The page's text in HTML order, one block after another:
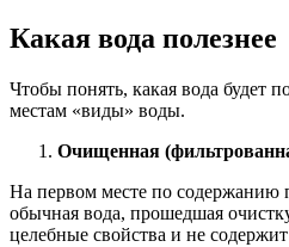
Какая вода полезнее
Чтобы понять, какая вода будет
местам «виды» воды.
Очищенная
На первом месте по содержанию
обычная вода, прошедшая
целебные свойства и не